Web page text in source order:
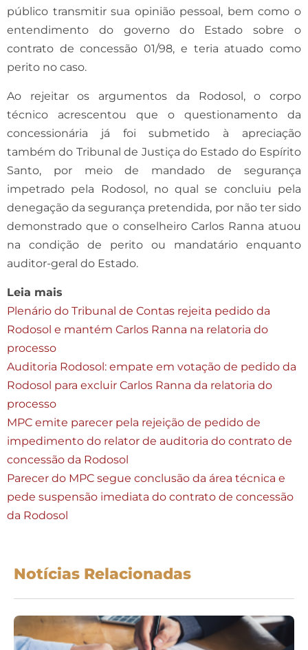
público transmitir sua opinião pessoal, bem como o
entendimento do governo do Estado sobre o
contrato de concessão 01/98, e teria atuado como
perito no caso.
Ao rejeitar os argumentos da Rodosol, o corpo
técnico acrescentou que o questionamento da
concessionária já foi submetido à apreciação
também do Tribunal de Justiça do Estado do Espírito
Santo, por meio de mandado de segurança
impetrado pela Rodosol, no qual se concluiu pela
denegação da segurança pretendida, por não ter sido
demonstrado que o conselheiro Carlos Ranna atuou
na condição de perito ou mandatário enquanto
auditor-geral do Estado.
Leia mais
Plenário do Tribunal de Contas rejeita pedido da
Rodosol e mantém Carlos Ranna na relatoria do
processo
Auditoria Rodosol: empate em votação de pedido da
Rodosol para excluir Carlos Ranna da relatoria do
processo
MPC emite parecer pela rejeição de pedido de
impedimento do relator de auditoria do contrato de
concessão da Rodosol
Parecer do MPC segue conclusão da área técnica e
pede suspensão imediata do contrato de concessão
da Rodosol
Notícias Relacionadas